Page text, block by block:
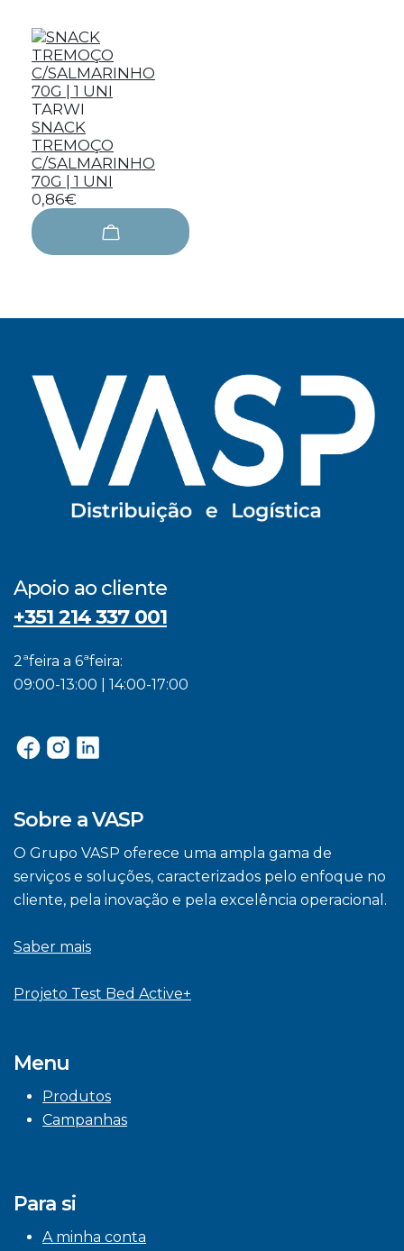
TARWI
SNACK
TREMOÇO
C/SALMARINHO
70G | 1 UNI
0,86€
Apoio ao cliente
+351 214 337 001
2ªfeira a 6ªfeira:
09:00-13:00 | 14:00-17:00
Sobre a VASP
O Grupo VASP oferece uma ampla gama de
serviços e soluções, caracterizados pelo enfoque no
cliente, pela inovação e pela excelência operacional.
Saber mais
Projeto Test Bed Active+
Menu
Produtos
Campanhas
Para si
A minha conta